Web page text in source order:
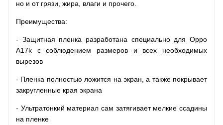
но и от грязи, жира, влаги и прочего.
Преимущества:
- Защитная пленка разработана специально для Oppo
A17k с соблюдением размеров и всех необходимых
вырезов
- Пленка полностью ложится на экран, а также покрывает
закругленные края экрана
- Ультратонкий материал сам затягивает мелкие ссадины
на пленке